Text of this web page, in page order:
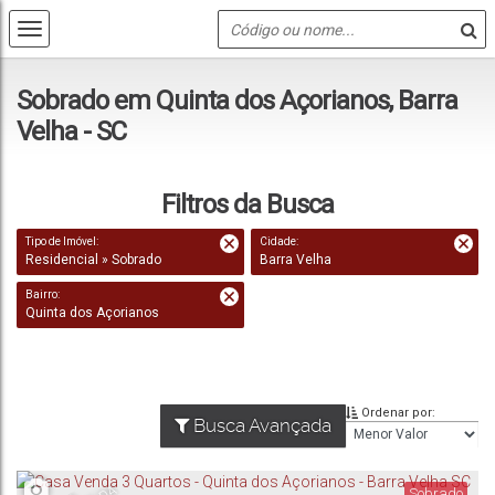
Sobrado em Quinta dos Açorianos, Barra
Velha - SC
Filtros da Busca
Tipo de Imóvel:
Residencial » Sobrado
Cidade:
Barra Velha
Bairro:
Quinta dos Açorianos
Busca Avançada
Ordenar por: